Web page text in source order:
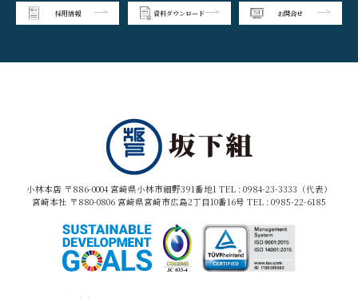
採用情報 資料ダウンロード お問合せ
小林本店 〒886-0004 宮崎県小林市細野391番地1 TEL : 0984-23-3333（代表）
宮崎本社 〒880-0806 宮崎県宮崎市広島2丁目10番16号 TEL : 0985-22-6185